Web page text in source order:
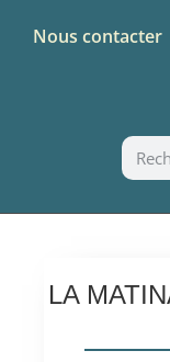
Nous contacter
LA